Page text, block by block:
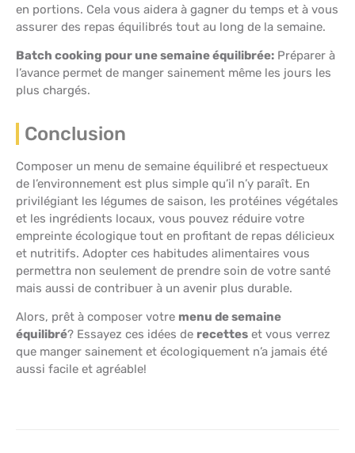
en portions. Cela vous aidera à gagner du temps et à vous
assurer des repas équilibrés tout au long de la semaine.
Batch cooking pour une semaine équilibrée: Préparer à
l’avance permet de manger sainement même les jours les
plus chargés.
Conclusion
Composer un menu de semaine équilibré et respectueux
de l’environnement est plus simple qu’il n’y paraît. En
privilégiant les légumes de saison, les protéines végétales
et les ingrédients locaux, vous pouvez réduire votre
empreinte écologique tout en profitant de repas délicieux
et nutritifs. Adopter ces habitudes alimentaires vous
permettra non seulement de prendre soin de votre santé
mais aussi de contribuer à un avenir plus durable.
Alors, prêt à composer votre menu de semaine
équilibré? Essayez ces idées de recettes et vous verrez
que manger sainement et écologiquement n’a jamais été
aussi facile et agréable!